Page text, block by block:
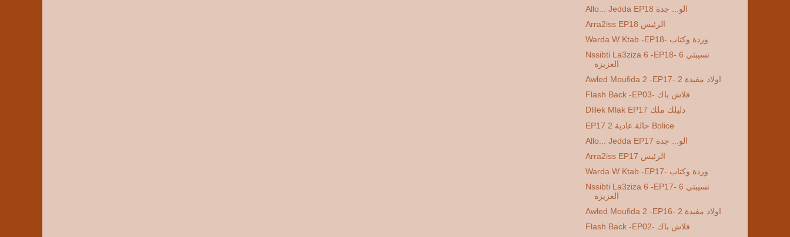
Allo... Jedda EP18 الو... جدة
Arra2iss EP18 الرئيس
Warda W Ktab -EP18- وردة وكتاب
Nssibti La3ziza 6 -EP18- 6 نسيبتي
العزيزة
Awled Moufida 2 -EP17- 2 اولاد مفيدة
Flash Back -EP03- فلاش باك
Dlilek Mlak EP17 دليلك ملك
EP17 2 حالة عادية Bolice
Allo... Jedda EP17 الو... جدة
Arra2iss EP17 الرئيس
Warda W Ktab -EP17- وردة وكتاب
Nssibti La3ziza 6 -EP17- 6 نسيبتي
العزيزة
Awled Moufida 2 -EP16- 2 اولاد مفيدة
Flash Back -EP02- فلاش باك